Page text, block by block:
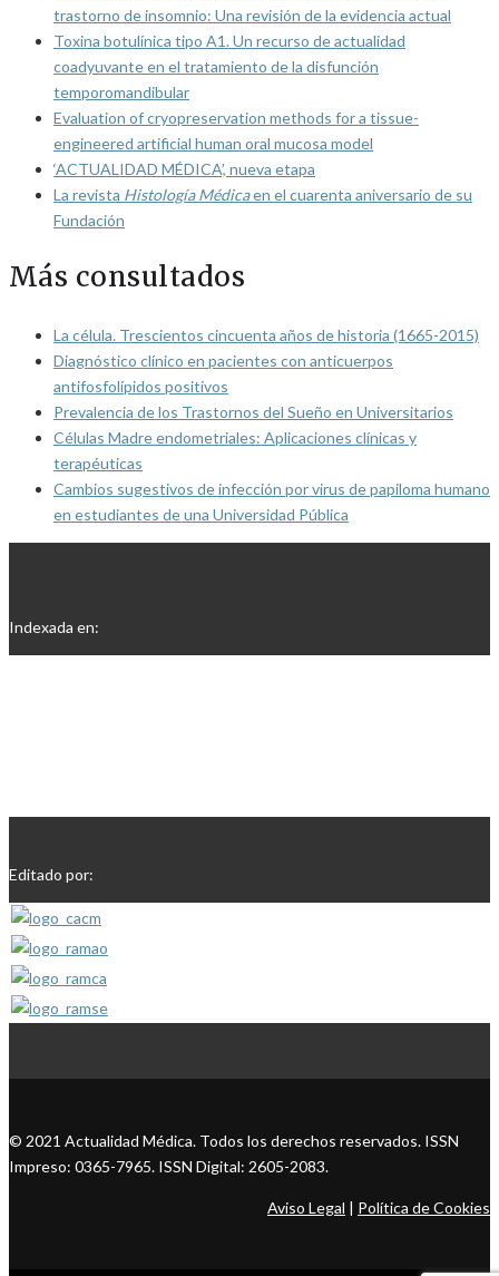
trastorno de insomnio: Una revisión de la evidencia actual
Toxina botulínica tipo A1. Un recurso de actualidad
coadyuvante en el tratamiento de la disfunción
temporomandibular
Evaluation of cryopreservation methods for a tissue-
engineered artificial human oral mucosa model
‘ACTUALIDAD MÉDICA’, nueva etapa
La revista Histología Médicaen el cuarenta aniversario de su
Fundación
Más consultados
La célula. Trescientos cincuenta años de historia (1665-2015)
Diagnóstico clínico en pacientes con anticuerpos
antifosfolípidos positivos
Prevalencia de los Trastornos del Sueño en Universitarios
Células Madre endometriales: Aplicaciones clínicas y
terapéuticas
Cambios sugestivos de infección por virus de papiloma humano
en estudiantes de una Universidad Pública
Indexada en:
Editado por:
© 2021 Actualidad Médica. Todos los derechos reservados. ISSN
Impreso: 0365-7965. ISSN Digital: 2605-2083.
Aviso Legal | Política de Cookies